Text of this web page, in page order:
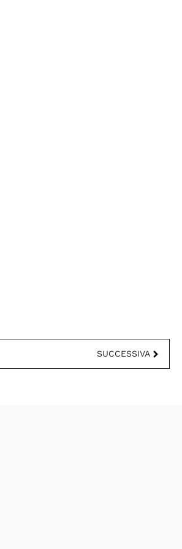
SUCCESSIVA